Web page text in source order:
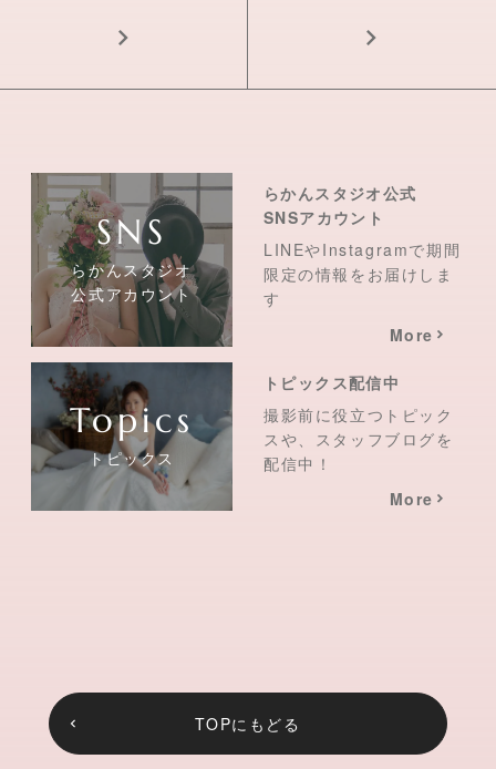
らかんスタジオ
公式アカウント
らかんスタジオ公式
SNSアカウント
LINEやInstagramで期間
限定の情報をお届けしま
す
More
トピックス
トピックス配信中
撮影前に役立つトピック
スや、スタッフブログを
配信中！
More
TOPにもどる